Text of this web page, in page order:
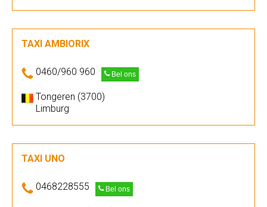
TAXI AMBIORIX
0460/960 960 Bel ons
Tongeren (3700)
Limburg
TAXI UNO
0468228555 Bel ons